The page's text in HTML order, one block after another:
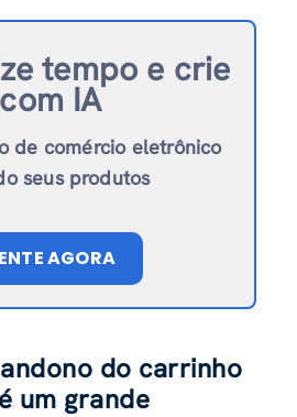
tempo e crie
com IA
de comércio eletrônico
seus produtos
AGORA
do carrinho
um grande